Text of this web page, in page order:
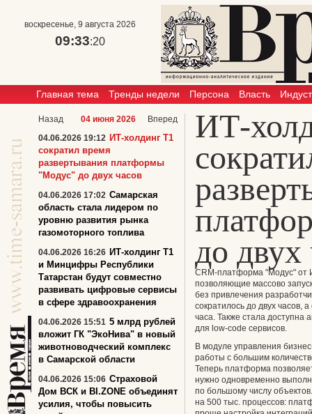
воскресенье, 9 августа 2026
09:33:20
Главная тема Тренды недели Персона Власть
ИТ-
до двух
CRM-платформа "Модус" от
позволяющие массово
без привлечения
сократилось до двух часов,
часа. Также стала доступна
для low-code сервисов.
В модуле управления
работы с большим
Теперь платформа
нужно одновременно
по большому числу
на 500 тыс. процессов:
Назад 04 июня 2026
Вперед
04.06.2026 19:12 ИТ-холдинг Т1
сократил время
развертывания платформы
"Модус" до двух часов
04.06.2026 17:02 Самарская
область стала лидером по
уровню развития рынка
газомоторного топлива
04.06.2026 16:26 ИТ-холдинг Т1
и Минцифры Республики
Татарстан будут совместно
развивать цифровые сервисы
в сфере здравоохранения
04.06.2026 15:51 5 млрд рублей
вложит ГК "ЭкоНива" в новый
животноводческий комплекс
в Самарской области
04.06.2026 15:06 Страховой
Дом ВСК и BI.ZONE объединят
усилия, чтобы повысить